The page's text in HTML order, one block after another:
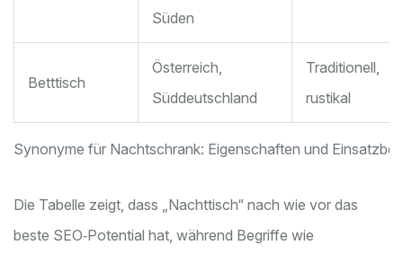
Synonyme für Nachtschrank: Eigenschaften und
Süden
Betttisch
Österreich,
Süddeutschland
Traditionell,
rustikal
Die Tabelle zeigt, dass „Nachttisch“ nach wie vor das
beste SEO‑Potential hat, während Begriffe wie